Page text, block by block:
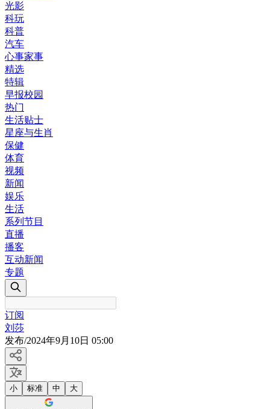
光影
科玩
科普
汽车
心事家事
精选
特辑
早报校园
热门
生活贴士
星座与生肖
保健
体育
视频
新闻
娱乐
生活
系列节目
直播
播客
互动新闻
专题
订阅
刘莎
发布/2024年9月10日 05:00
小 标准 中 大